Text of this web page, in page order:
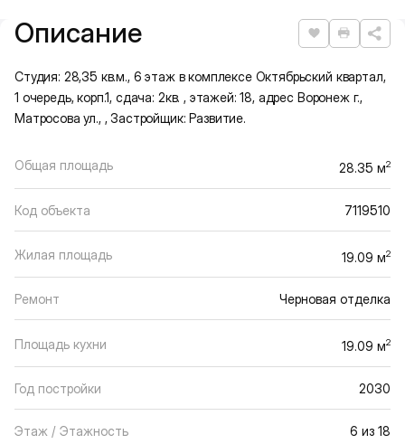
Подробная информация
Описание Нравится
Студия: 28,35 кв.м., 6 этаж в комплексе Октябрьский квартал,
1 очередь, корп.1, сдача: 2кв. , этажей: 18, адрес Воронеж г.,
Матросова ул., , Застройщик: Развитие.
Общая площадь 28.35 м2
Код объекта 7119510
Жилая площадь 19.09 м2
Ремонт Черновая отделка
Площадь кухни 19.09 м2
Год постройки 2030
Этаж / Этажность 6 из 18